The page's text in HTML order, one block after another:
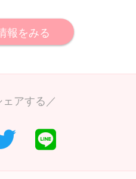
報をみる
アする／